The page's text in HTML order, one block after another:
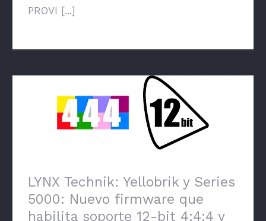
PROVI [...]
LYNX Technik: Yellobrik y Series 5000: Nuevo
firmware que habilita soporte 12-bit 4:4:4 y
LYNX Technik: Yellobrik y Series
5000: Nuevo firmware que
habilita soporte 12-bit 4:4:4 y